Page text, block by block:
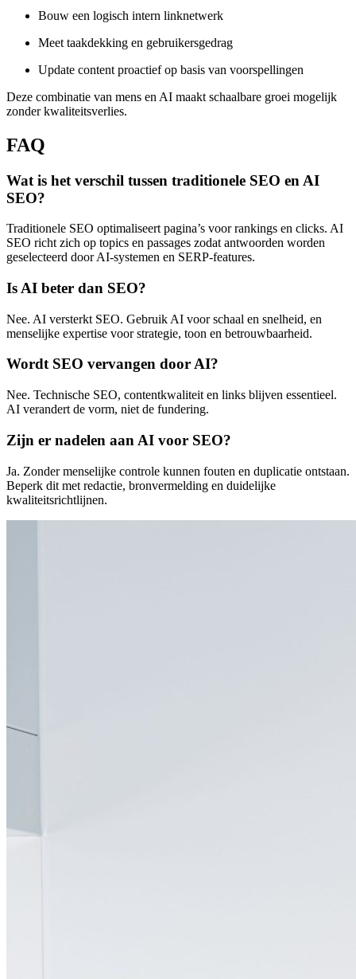
Bouw een logisch intern linknetwerk
Meet taakdekking en gebruikersgedrag
Update content proactief op basis van voorspellingen
Deze combinatie van mens en AI maakt schaalbare groei mogelijk
zonder kwaliteitsverlies.
FAQ
Wat is het verschil tussen traditionele SEO en AI
SEO?
Traditionele SEO optimaliseert pagina’s voor rankings en clicks. AI
SEO richt zich op topics en passages zodat antwoorden worden
geselecteerd door AI-systemen en SERP-features.
Is AI beter dan SEO?
Nee. AI versterkt SEO. Gebruik AI voor schaal en snelheid, en
menselijke expertise voor strategie, toon en betrouwbaarheid.
Wordt SEO vervangen door AI?
Nee. Technische SEO, contentkwaliteit en links blijven essentieel.
AI verandert de vorm, niet de fundering.
Zijn er nadelen aan AI voor SEO?
Ja. Zonder menselijke controle kunnen fouten en duplicatie ontstaan.
Beperk dit met redactie, bronvermelding en duidelijke
kwaliteitsrichtlijnen.